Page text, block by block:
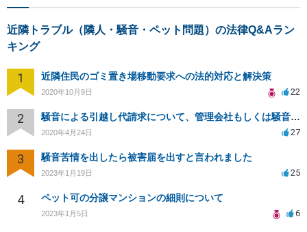
近隣トラブル（隣人・騒音・ペット問題）の法律Q&Aラン
キング
1 近隣住民のゴミ置き場移動要求への法的対応と解決策
2020年10月9日 22
2 騒音による引越し代請求について、管理会社もしくは騒音主から請求できるか？
2020年4月24日 27
3 騒音苦情を出したら被害届を出すと言われました
2023年1月19日 25
4 ペット可の分譲マンションの細則について
2023年1月5日 6